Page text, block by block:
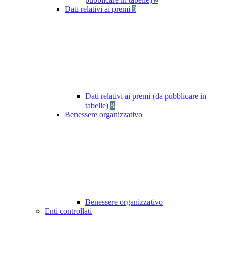
Dati relativi ai premi 8
Dati relativi ai premi (da pubblicare in
tabelle) 8
Benessere organizzativo
Benessere organizzativo
Enti controllati